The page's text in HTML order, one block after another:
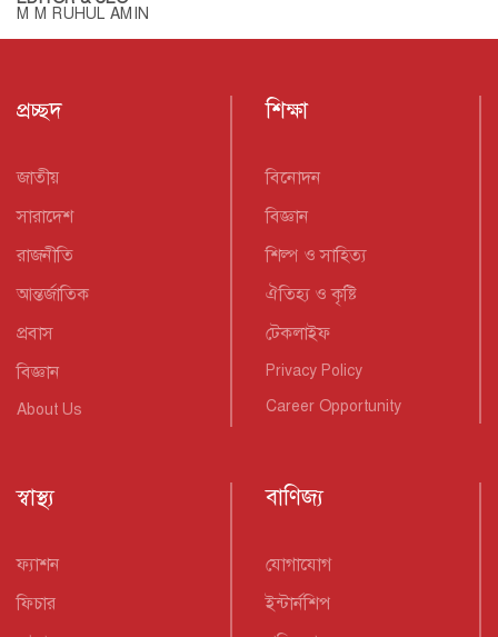
M M RUHUL AMIN
প্রচ্ছদ
জাতীয়
সারাদেশ
রাজনীতি
আন্তর্জাতিক
প্রবাস
বিজ্ঞান
About Us
শিক্ষা
বিনোদন
বিজ্ঞান
শিল্প ও সাহিত্য
ঐতিহ্য ও কৃষ্টি
টেকলাইফ
Privacy Policy
Career Opportunity
স্বাস্থ্য
ফ্যাশন
ফিচার
বাণিজ্য
যোগাযোগ
ইন্টার্নশিপ